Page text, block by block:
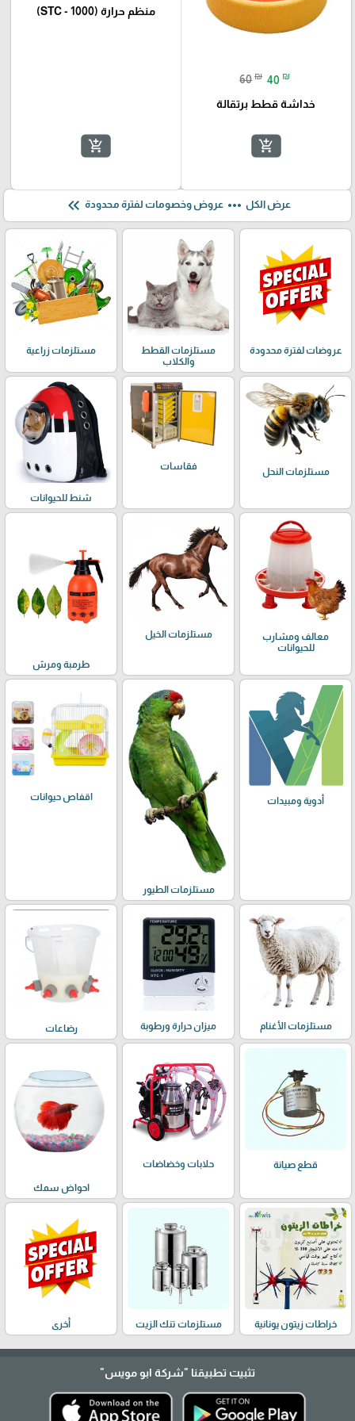
60 ₪ 40 ₪
خداشة قطط برتقالة
add_shopping_cart
منظم حرارة (STC - 1000)
add_shopping_cart
عرض الكل more_horiz عروض وخصومات لفترة محدودة keyboard_double_arrow_left
عروضات لفترة محدودة
مستلزمات القطط
والكلاب
مستلزمات زراعية
مستلزمات النحل
فقاسات
شنط للحيوانات
معالف ومشارب
للحيوانات
مستلزمات الخيل
طرمبة ومرش
أدوية ومبيدات
مستلزمات الطيور
اقفاص حيوانات
مستلزمات الأغنام ميزان حرارة ورطوبة رضاعات
قطع صيانة حلابات وخضاضات
احواض سمك
خراطات زيتون يونانية مستلزمات تنك الزيت أخرى
تثبيت تطبيقنا "شركة ابو مويس"